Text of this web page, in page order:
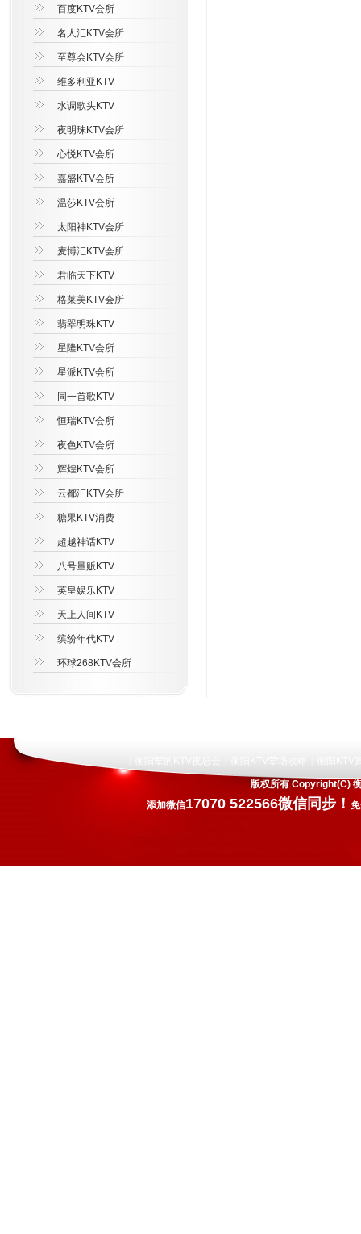
百度KTV会所
名人汇KTV会所
至尊会KTV会所
维多利亚KTV
水调歌头KTV
夜明珠KTV会所
心悦KTV会所
嘉盛KTV会所
温莎KTV会所
太阳神KTV会所
麦博汇KTV会所
君临天下KTV
格莱美KTV会所
翡翠明珠KTV
星隆KTV会所
星派KTV会所
同一首歌KTV
恒瑞KTV会所
夜色KTV会所
辉煌KTV会所
云都汇KTV会所
糖果KTV消费
超越神话KTV
八号量贩KTV
英皇娱乐KTV
天上人间KTV
缤纷年代KTV
环球268KTV会所
版权所有 Copyright(C)
添加微信17070 522566微信同步！